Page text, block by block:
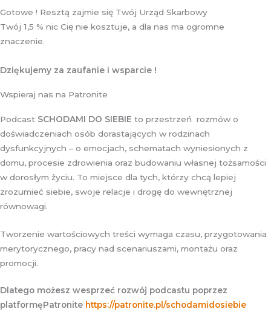
Gotowe ! Resztą zajmie się Twój Urząd Skarbowy
Twój 1,5 % nic Cię nie kosztuje, a dla nas ma ogromne
znaczenie.
Dziękujemy za zaufanie i wsparcie !
Wspieraj nas na Patronite
Podcast SCHODAMI DO SIEBIE to przestrzeń rozmów o
doświadczeniach osób dorastających w rodzinach
dysfunkcyjnych – o emocjach, schematach wyniesionych z
domu, procesie zdrowienia oraz budowaniu własnej tożsamości
w dorosłym życiu. To miejsce dla tych, którzy chcą lepiej
zrozumieć siebie, swoje relacje i drogę do wewnętrznej
równowagi.
Tworzenie wartościowych treści wymaga czasu, przygotowania
merytorycznego, pracy nad scenariuszami, montażu oraz
promocji.
Dlatego możesz wesprzeć rozwój podcastu poprzez
platformęPatronite https://patronite.pl/schodamidosiebie